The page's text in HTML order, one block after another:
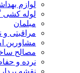
لوازم
لوله کشی
مبلمان
مراقبتی و
مشاورین
مصالح
نرده و